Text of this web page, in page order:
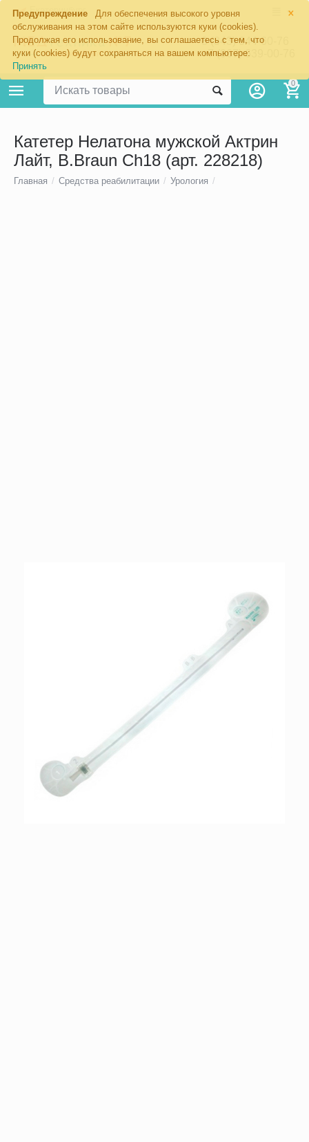
×
Предупреждение
Для обеспечения высокого уровня
обслуживания на этом сайте используются куки (cookies).
Продолжая его использование, вы соглашаетесь с тем, что
куки (cookies) будут сохраняться на вашем компьютере:
Принять
Екатеринбург
8 (343) 344-60-76
+7 (967) 639-00-76
0
Катетер Нелатона мужской Актрин
Лайт, B.Braun Ch18 (арт. 228218)
Главная / Средства реабилитации / Урология /